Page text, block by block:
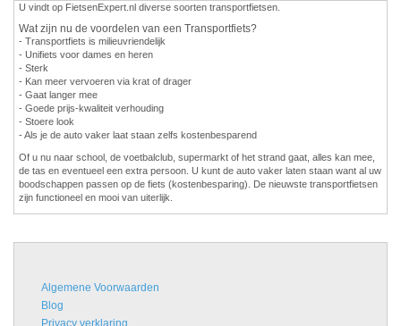
U vindt op FietsenExpert.nl diverse soorten transportfietsen.
Wat zijn nu de voordelen van een Transportfiets?
- Transportfiets is milieuvriendelijk
- Unifiets voor dames en heren
- Sterk
- Kan meer vervoeren via krat of drager
- Gaat langer mee
- Goede prijs-kwaliteit verhouding
- Stoere look
- Als je de auto vaker laat staan zelfs kostenbesparend
Of u nu naar school, de voetbalclub, supermarkt of het strand gaat, alles kan mee,
de tas en eventueel een extra persoon. U kunt de auto vaker laten staan want al uw
boodschappen passen op de fiets (kostenbesparing). De nieuwste transportfietsen
zijn functioneel en mooi van uiterlijk.
Algemene Voorwaarden
Blog
Privacy verklaring